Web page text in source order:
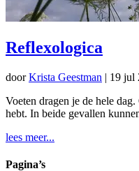
Reflexologica
doorKrista Geestman | 19 jul
Voeten dragen je de hele
hebt. In beide gevallen
lees meer...
Pagina’s